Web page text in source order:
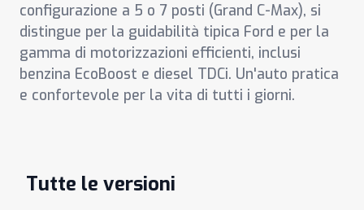
configurazione a 5 o 7 posti (Grand C-Max), si
distingue per la guidabilità tipica Ford e per la
gamma di motorizzazioni efficienti, inclusi
benzina EcoBoost e diesel TDCi. Un'auto pratica
e confortevole per la vita di tutti i giorni.
Tutte le versioni